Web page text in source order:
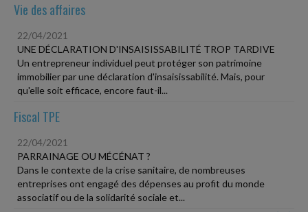
Vie des affaires
22/04/2021
UNE DÉCLARATION D'INSAISISSABILITÉ TROP TARDIVE
Un entrepreneur individuel peut protéger son patrimoine
immobilier par une déclaration d'insaisissabilité. Mais, pour
qu'elle soit efficace, encore faut-il...
Fiscal TPE
22/04/2021
PARRAINAGE OU MÉCÉNAT ?
Dans le contexte de la crise sanitaire, de nombreuses
entreprises ont engagé des dépenses au profit du monde
associatif ou de la solidarité sociale et...